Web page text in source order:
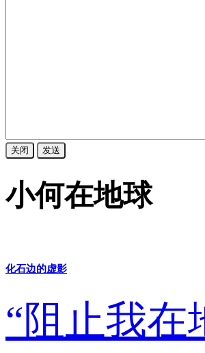
关闭 发送
小何在地球
化石边的虚影
“阻止我